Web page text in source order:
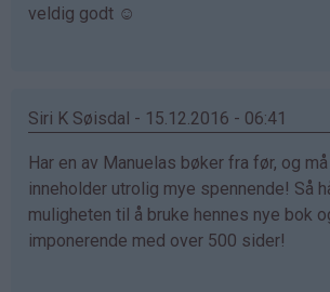
veldig godt ☺
Siri K Søisdal - 15.12.2016 - 06:41
Har en av Manuelas bøker fra før, og
inneholder utrolig mye spennende! Så
muligheten til å bruke hennes nye bok
imponerende med over 500 sider!